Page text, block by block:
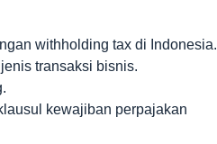
withholding tax di Indonesia.
transaksi bisnis.
kewajiban perpajakan